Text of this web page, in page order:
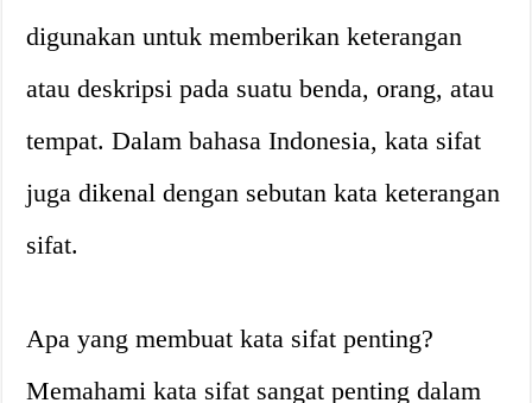
digunakan untuk memberikan keterangan
atau deskripsi pada suatu benda, orang, atau
tempat. Dalam bahasa Indonesia, kata sifat
juga dikenal dengan sebutan kata keterangan
sifat.
Apa yang membuat kata sifat penting?
Memahami kata sifat sangat penting dalam